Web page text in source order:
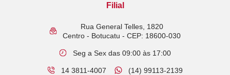
Filial
Rua General Telles, 1820
Centro - Botucatu - CEP: 18600-030
Seg a Sex das 09:00 às 17:00
14 3811-4007 (14) 99113-2139